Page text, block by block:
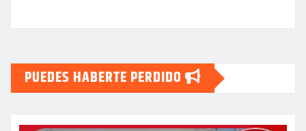
PUEDES HABERTE PERDIDO